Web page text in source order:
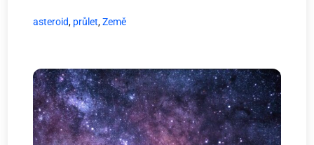
asteroid, průlet,Země